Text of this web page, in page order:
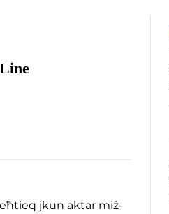
jkun aktar miż-